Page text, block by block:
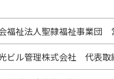
福祉法人聖隷福祉事業団
ビル管理株式会社 代表取